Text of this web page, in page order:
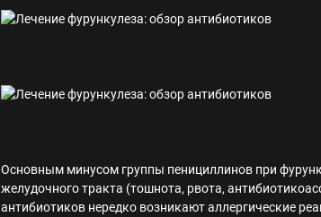
Основным минусом группы пенициллинов при
желудочного тракта (тошнота, рвота,
антибиотиков нередко возникают аллергические